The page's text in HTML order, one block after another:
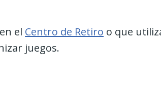
el Centro de Retiro o que
juegos.